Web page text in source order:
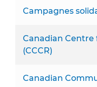
Campagnes
Canadian Centre
(CCCR)
Canadian